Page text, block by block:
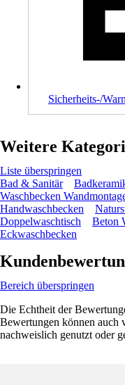
Sicherheits-/
Weitere
Liste überspringen
Bad & Sanitär
Waschbecken
Handwaschbecken
Doppelwaschtisch
Beton
Eckwaschbecken
Bereich überspringen
Die Echtheit der
Bewertungen können auch
nachweislich genutzt oder